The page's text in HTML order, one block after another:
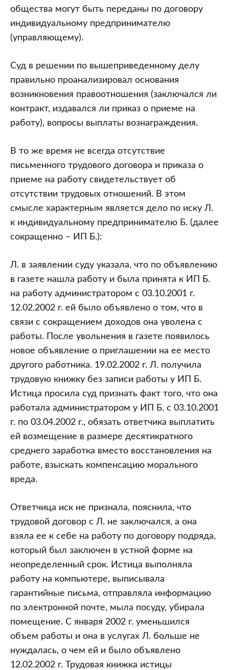
общества могут быть переданы по договору
индивидуальному предпринимателю
(управляющему).
Суд в решении по вышеприведенному делу
правильно проанализировал основания
возникновения правоотношения (заключался ли
контракт, издавался ли приказ о приеме на
работу), вопросы выплаты вознаграждения.
В то же время не всегда отсутствие
письменного трудового договора и приказа о
приеме на работу свидетельствует об
отсутствии трудовых отношений. В этом
смысле характерным является дело по иску Л.
к индивидуальному предпринимателю Б. (далее
сокращенно – ИП Б.):
Л. в заявлении суду указала, что по объявлению
в газете нашла работу и была принята к ИП Б.
на работу администратором с 03.10.2001 г.
12.02.2002 г. ей было объявлено о том, что в
связи с сокращением доходов она уволена с
работы. После увольнения в газете появилось
новое объявление о приглашении на ее место
другого работника. 19.02.2002 г. Л. получила
трудовую книжку без записи работы у ИП Б.
Истица просила суд признать факт того, что она
работала администратором у ИП Б. с 03.10.2001
г. по 03.04.2002 г., обязать ответчика выплатить
ей возмещение в размере десятикратного
среднего заработка вместо восстановления на
работе, взыскать компенсацию морального
вреда.
Ответчица иск не признала, пояснила, что
трудовой договор с Л. не заключался, а она
взяла ее к себе на работу по договору подряда,
который был заключен в устной форме на
неопределенный срок. Истица выполняла
работу на компьютере, выписывала
гарантийные письма, отправляла информацию
по электронной почте, мыла посуду, убирала
помещение. С января 2002 г. уменьшился
объем работы и она в услугах Л. больше не
нуждалась, о чем ей и было объявлено
12.02.2002 г. Трудовая книжка истицы